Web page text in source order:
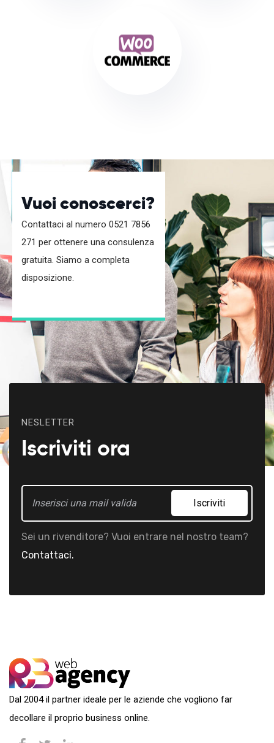
Vuoi conoscerci?
Contattaci al numero 0521 7856
271 per ottenere una consulenza
gratuita. Siamo a completa
disposizione.
NESLETTER
Iscriviti ora
Iscriviti
Sei un rivenditore? Vuoi entrare nel nostro team?
Contattaci.
Dal 2004 il partner ideale per le aziende che vogliono far
decollare il proprio business online.